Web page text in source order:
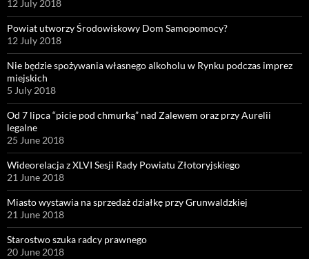
12 July 2018
Powiat utworzy Środowiskowy Dom Samopomocy?
12 July 2018
Nie będzie spożywania własnego alkoholu w Rynku podczas imprez
miejskich
5 July 2018
Od 7 lipca “picie pod chmurką” nad Zalewem oraz przy Aurelii
legalne
25 June 2018
Wideorelacja z XLVI Sesji Rady Powiatu Złotoryjskiego
21 June 2018
Miasto wystawia na sprzedaż działkę przy Grunwaldzkiej
21 June 2018
Starostwo szuka radcy prawnego
20 June 2018